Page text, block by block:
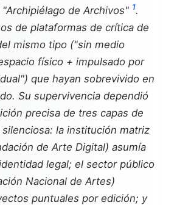
de Archivos" 1.
de plataformas de crítica de
mismo tipo ("sin medio
físico + impulsado por
que hayan sobrevivido en
Su supervivencia dependió
precisa de tres capas de
la institución matriz
de Arte Digital) asumía
legal; el sector público
Nacional de Artes)
puntuales por edición; y